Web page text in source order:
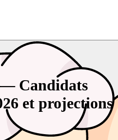
Candidats
et projections